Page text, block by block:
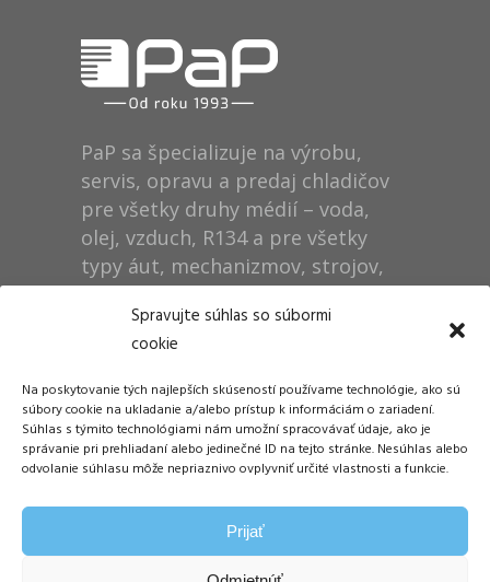
Spravujte súhlas so súbormi
cookie
Na poskytovanie tých najlepších skúseností používame technológie, ako sú
súbory cookie na ukladanie a/alebo prístup k informáciám o zariadení.
Súhlas s týmito technológiami nám umožní spracovávať údaje, ako je
správanie pri prehliadaní alebo jedinečné ID na tejto stránke. Nesúhlas alebo
odvolanie súhlasu môže nepriaznivo ovplyvniť určité vlastnosti a funkcie.
Prijať
PaP sa špecializuje na výrobu,
servis, opravu a predaj chladičov
pre všetky druhy médií – voda,
olej, vzduch, R134 a pre všetky
typy áut, mechanizmov, strojov,
technológií, rušňov…
Dušan Pytel P a P
ŠM Stráže
058 01 Poprad
Tel.: +421 905 311 248
info@papdp.sk